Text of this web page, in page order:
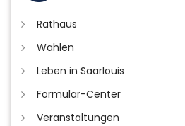
Rathaus
Wahlen
Leben in Saarlouis
Formular-Center
Veranstaltungen